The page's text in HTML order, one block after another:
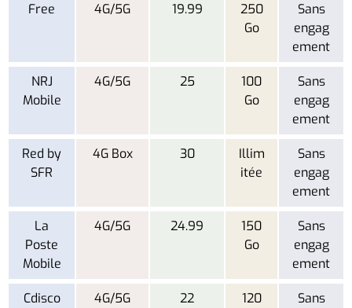
Free 4G/5G 19.99
250
Go
Sans
engag
ement
NRJ
Mobile
4G/5G 25
100
Go
Sans
engag
ement
Red by
SFR
4G Box 30
Illim
itée
Sans
engag
ement
La
Poste
Mobile
4G/5G 24.99
150
Go
Sans
engag
ement
Cdisco
4G/5G 22
120
Sans